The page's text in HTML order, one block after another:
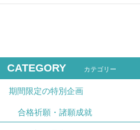
CATEGORY カテゴリー
期間限定の特別企画
合格祈願・諸願成就